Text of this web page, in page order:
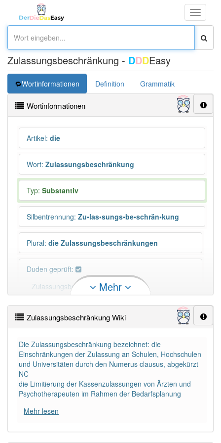
Toggle
Zulassungsbeschränkung - DDDEasy
Wortinformationen Definition Grammatik
Wortinformationen
Artikel: die
Wort: Zulassungsbeschränkung
Typ: Substantiv
Silbentrennung: Zu•las•sungs•be•schrän•kung
Plural: die Zulassungsbeschränkungen
Duden geprüft:
Zulassungsbeschränkung Duden
Zulassungsbeschränkung Wiktionary
Artikel:die.
DER:127Ausnahmen Beispiele
DIE:
11 043
DAS:2Ausnahmen
Mehr
Zulassungsbeschränkung Wiki
Die Zulassungsbeschränkung bezeichnet: die
Einschränkungen der Zulassung an Schulen, Hochschulen
und Universitäten durch den Numerus clausus, abgekürzt
NC
die Limitierung der Kassenzulassungen von Ärzten und
Psychotherapeuten im Rahmen der Bedarfsplanung
Mehr lesen